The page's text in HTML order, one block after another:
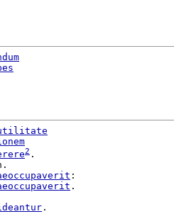
2 .
:
.
.